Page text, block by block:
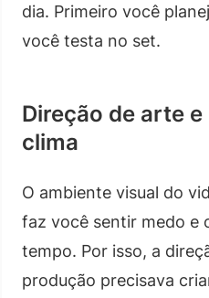
dia. Primeiro você
você testa no set.
Direção de arte
clima
O ambiente visual do
faz você sentir medo e
tempo. Por isso, a
produção precisava